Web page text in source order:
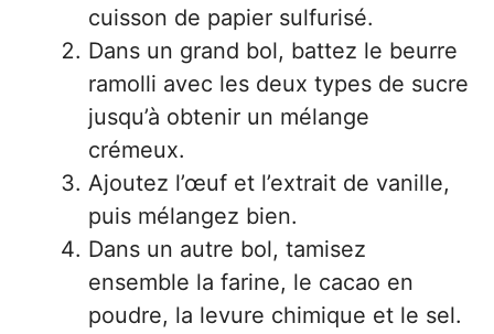
cuisson de papier sulfurisé.
Dans un grand bol, battez le beurre
ramolli avec les deux types de sucre
jusqu’à obtenir un mélange
crémeux.
Ajoutez l’œuf et l’extrait de vanille,
puis mélangez bien.
Dans un autre bol, tamisez
ensemble la farine, le cacao en
poudre, la levure chimique et le sel.